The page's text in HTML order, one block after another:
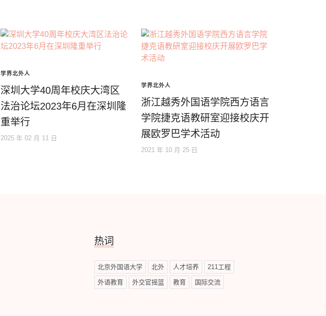
学界北外人
深圳大学40周年校庆大湾区
法治论坛2023年6月在深圳隆
重举行
2025 年 02 月 11 日
学界北外人
浙江越秀外国语学院西方语言
学院捷克语教研室迎接校庆开
展欧罗巴学术活动
2021 年 10 月 25 日
热词
北京外国语大学 北外 人才培养 211工程
外语教育 外交官摇篮 教育 国际交流